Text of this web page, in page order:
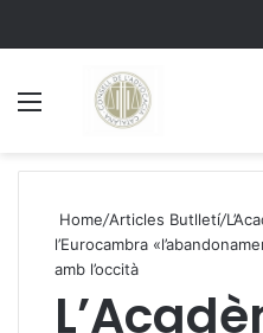
Home/Articles Butlletí/
l’Eurocambra
amb l’occità